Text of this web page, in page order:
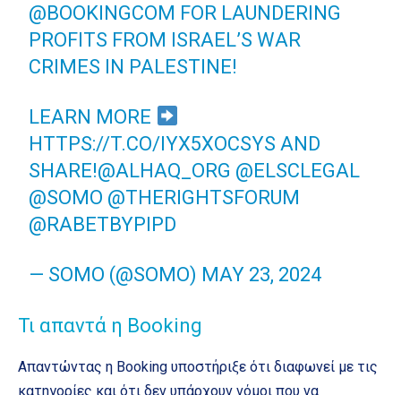
@BOOKINGCOM FOR LAUNDERING
PROFITS FROM ISRAEL’S WAR
CRIMES IN PALESTINE!
LEARN MORE
HTTPS://T.CO/IYX5XOCSYS AND
SHARE!@ALHAQ_ORG @ELSCLEGAL
@SOMO @THERIGHTSFORUM
@RABETBYPIPD
— SOMO (@SOMO) MAY 23, 2024
Τι απαντά η Booking
Απαντώντας η Booking υποστήριξε ότι διαφωνεί με τις
κατηγορίες και ότι δεν υπάρχουν νόμοι που να